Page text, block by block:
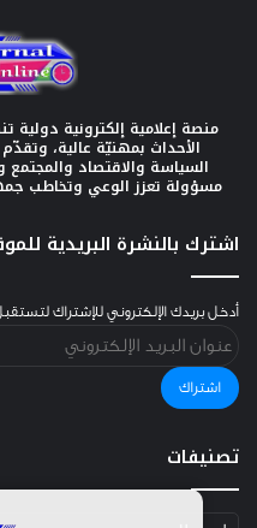
منصة إعلامية إلكترونية دولية
الأحداث بمهنيّة عالية،
السياسة والاقتصاد والمجتمع
مسؤولة تعزز الوعي وتخاطب
اشترك بالنشرة البريدية
أدخل بريدك الإلكتروني للإشتراك
الإلكتروني
اشتراك
تصنيفات
تصنيفات